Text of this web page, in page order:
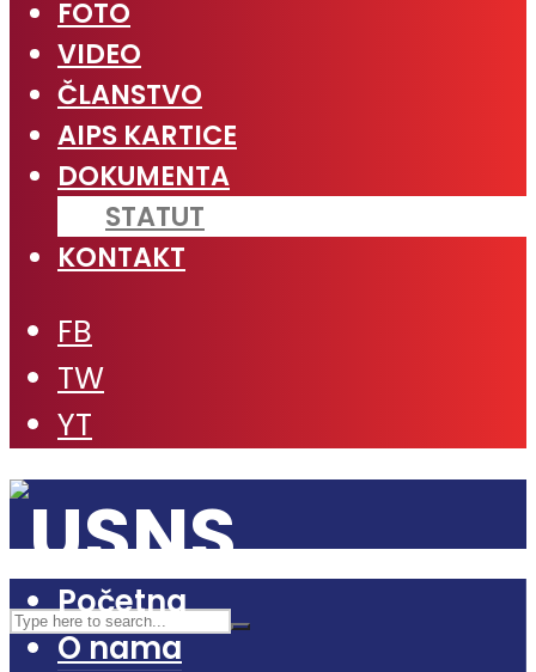
FOTO
VIDEO
ČLANSTVO
AIPS KARTICE
DOKUMENTA
STATUT
KONTAKT
FB
TW
YT
Početna
O nama